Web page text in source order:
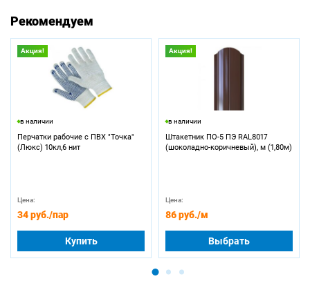
Рекомендуем
Акция!
в наличии
Перчатки рабочие с ПВХ "Точка"
(Люкс) 10кл,6 нит
Цена:
34 руб./пар
Купить
Акция!
в наличии
Штакетник ПО-5 ПЭ RAL8017
(шоколадно-коричневый), м (1,80м)
Цена:
86 руб./м
Выбрать